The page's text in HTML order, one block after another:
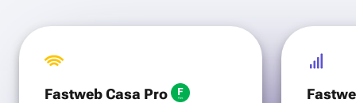
Fastweb Casa Pro